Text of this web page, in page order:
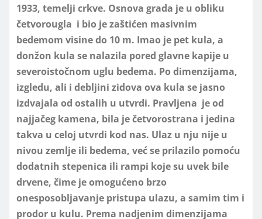
1933, temelji crkve. Osnova grada je u obliku
četvorougla i bio je zaštićen masivnim
bedemom visine do 10 m. Imao je pet kula, a
donžon kula se nalazila pored glavne kapije u
severoistočnom uglu bedema. Po dimenzijama,
izgledu, ali i debljini zidova ova kula se jasno
izdvajala od ostalih u utvrdi. Pravljena je od
najjačeg kamena, bila je četvorostrana i jedina
takva u celoj utvrdi kod nas. Ulaz u nju nije u
nivou zemlje ili bedema, već se prilazilo pomoću
dodatnih stepenica ili rampi koje su uvek bile
drvene, čime je omogućeno brzo
onesposobljavanje pristupa ulazu, a samim tim i
prodor u kulu. Prema nadjenim dimenzijama